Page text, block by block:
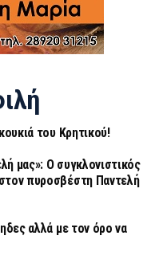
του Κρητικού!
μας»: Ο συγκλονιστικός
πυροσβέστη Παντελή
αλλά με τον όρο να